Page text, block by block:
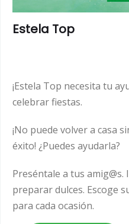
Estela Top
¡Estela Top necesita tu
celebrar fiestas.
¡No puede volver a casa
éxito! ¿Puedes ayudarla?
Preséntale a tus amig@s.
preparar dulces. Escoge
para cada ocasión.